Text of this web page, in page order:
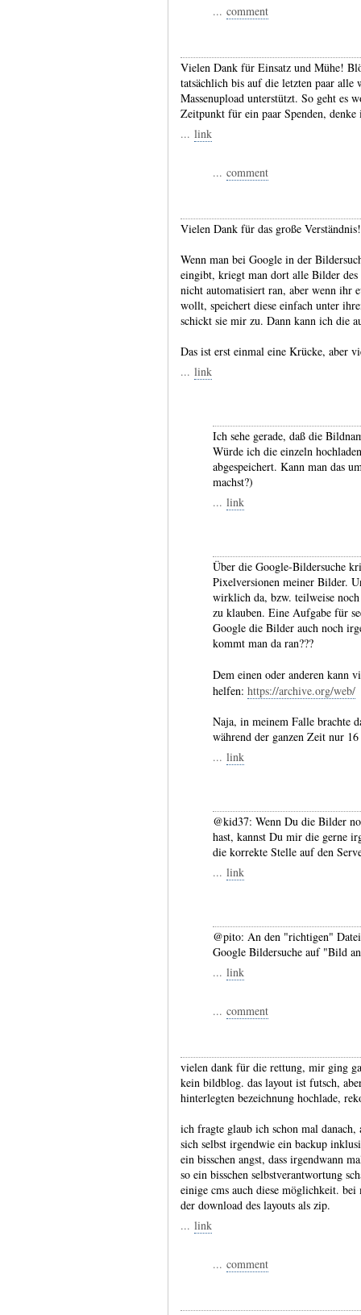
... comment
Vielen Dank für Einsatz und Mühe!
tatsächlich bis auf die letzten paar
Massenupload unterstützt. So geht es
Zeitpunkt für ein paar Spenden, denke
... link
... comment
Vielen Dank für das große Verständnis!
Wenn man bei Google in der
eingibt, kriegt man dort alle Bilder des
nicht automatisiert ran, aber wenn ihr
wollt, speichert diese einfach unter
schickt sie mir zu. Dann kann ich die
Das ist erst einmal eine Krücke, aber
... link
Ich sehe gerade, daß die
Würde ich die einzeln
abgespeichert. Kann man das
machst?)
... link
Über die Google-Bildersuche
Pixelversionen meiner Bilder.
wirklich da, bzw. teilweise
zu klauben. Eine Aufgabe für
Google die Bilder auch noch
kommt man da ran???
Dem einen oder anderen kann
helfen: https://archive.org/web/
Naja, in meinem Falle brachte
während der ganzen Zeit nur
... link
@kid37: Wenn Du die Bilder
hast, kannst Du mir die gerne
die korrekte Stelle auf den
... link
@pito: An den "richtigen"
Google Bildersuche auf "Bild
... link
... comment
vielen dank für die rettung, mir ging
kein bildblog. das layout ist futsch,
hinterlegten bezeichnung hochlade,
ich fragte glaub ich schon mal
sich selbst irgendwie ein backup
ein bisschen angst, dass irgendwann
so ein bisschen selbstverantwortung
einige cms auch diese möglichkeit.
der download des layouts als zip.
... link
... comment